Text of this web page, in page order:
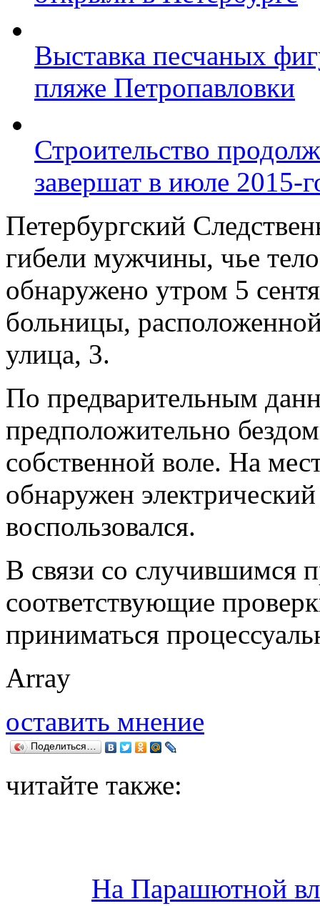
Выставка песчаных
пляже Петропавловки
Строительство
завершат в июле 2015-
Петербургский
гибели мужчины, чье
обнаружено утром 5
больницы,
улица, 3.
По предварительным
предположительно
собственной воле. На
обнаружен
воспользовался.
В связи со случившимся
соответствующие
приниматься
Array
оставить мнение
Поделиться…
читайте также:
На Парашютной